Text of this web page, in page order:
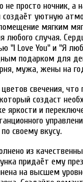
не просто ночник, а
создаёт уютную
мягким
любого случая.
"I Love You" и "Я
подарком для
мужа, жены на
свечения,
создаст
яркости и
своему вкусу.
из
придаёт ему
на высшем